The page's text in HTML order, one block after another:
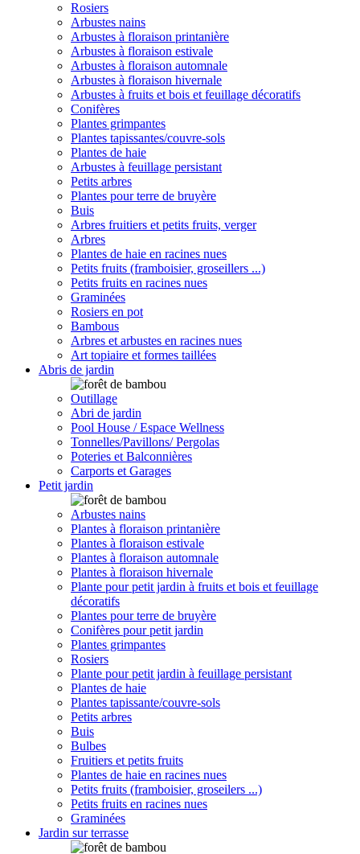
Rosiers
Arbustes nains
Arbustes à floraison printanière
Arbustes à floraison estivale
Arbustes à floraison automnale
Arbustes à floraison hivernale
Arbustes à fruits et bois et feuillage décoratifs
Conifères
Plantes grimpantes
Plantes tapissantes/couvre-sols
Plantes de haie
Arbustes à feuillage persistant
Petits arbres
Plantes pour terre de bruyère
Buis
Arbres fruitiers et petits fruits, verger
Arbres
Plantes de haie en racines nues
Petits fruits (framboisier, groseillers ...)
Petits fruits en racines nues
Graminées
Rosiers en pot
Bambous
Arbres et arbustes en racines nues
Art topiaire et formes taillées
Abris de jardin
Outillage
Abri de jardin
Pool House / Espace Wellness
Tonnelles/Pavillons/ Pergolas
Poteries et Balconnières
Carports et Garages
Petit jardin
Arbustes nains
Plantes à floraison printanière
Plantes à floraison estivale
Plantes à floraison automnale
Plantes à floraison hivernale
Plante pour petit jardin à fruits et bois et feuillage
décoratifs
Plantes pour terre de bruyère
Conifères pour petit jardin
Plantes grimpantes
Rosiers
Plante pour petit jardin à feuillage persistant
Plantes de haie
Plantes tapissante/couvre-sols
Petits arbres
Buis
Bulbes
Fruitiers et petits fruits
Plantes de haie en racines nues
Petits fruits (framboisier, groseilers ...)
Petits fruits en racines nues
Graminées
Jardin sur terrasse